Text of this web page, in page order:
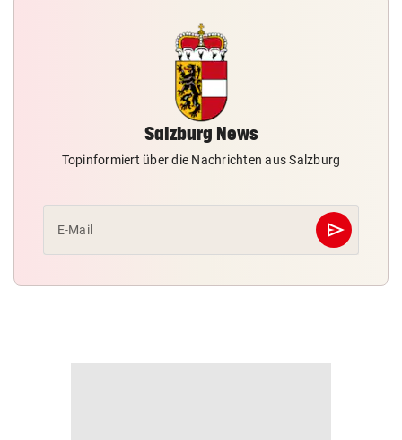
Salzburg News
Topinformiert über die Nachrichten aus Salzburg
E-Mail send
Abschicken